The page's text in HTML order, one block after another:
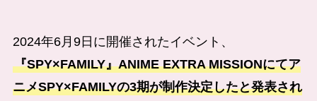
2024年6月9日に開催されたイベント、
『SPY×FAMILY』ANIME EXTRA MISSIONにてア
ニメSPY×FAMILYの3期が制作決定したと発表され